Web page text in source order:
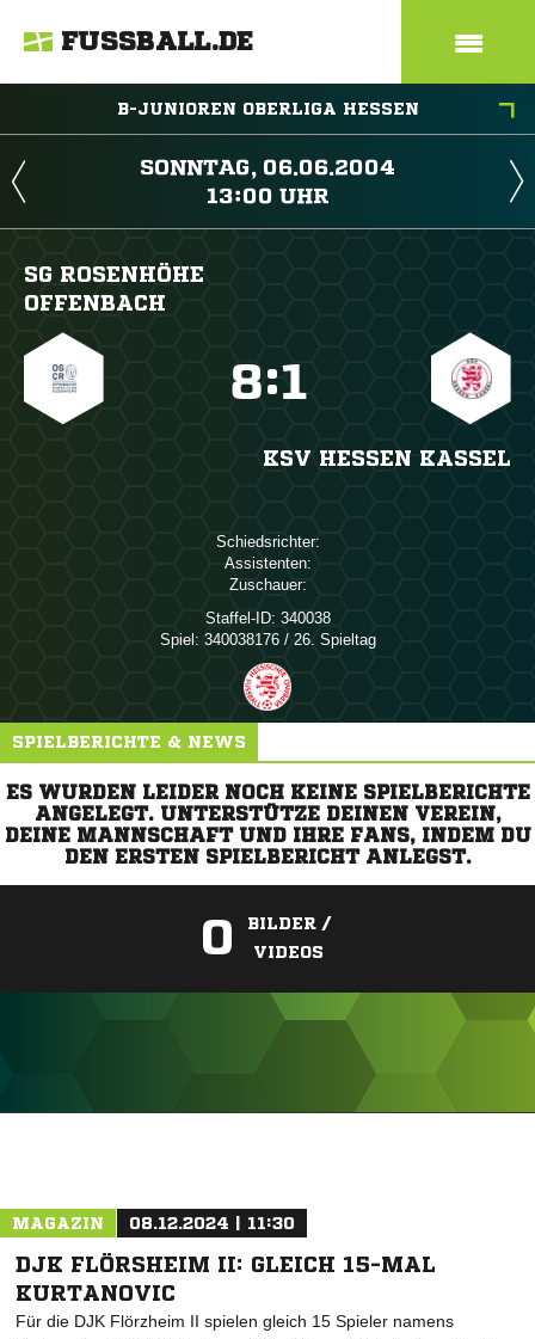
FUSSBALL.DE
B-JUNIOREN OBERLIGA HESSEN
 
 
SG ROSENHÖHE
OFFENBACH
:
KSV HESSEN KASSEL
Schiedsrichter:
Assistenten:
Zuschauer:
Staffel-ID: 340038
Spiel: 340038176 / 26. Spieltag
SPIELBERICHTE & NEWS
ES WURDEN LEIDER NOCH KEINE SPIELBERICHTE
ANGELEGT. UNTERSTÜTZE DEINEN VEREIN,
DEINE MANNSCHAFT UND IHRE FANS, INDEM DU
DEN ERSTEN SPIELBERICHT ANLEGST.
0
BILDER /
VIDEOS
MAGAZIN 08.12.2024 | 11:30
DJK FLÖRSHEIM II: GLEICH 15-MAL
KURTANOVIC
Für die DJK Flörzheim II spielen gleich 15 Spieler namens